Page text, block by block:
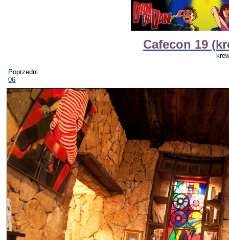
Cafecon 19
Poprzedni:
06